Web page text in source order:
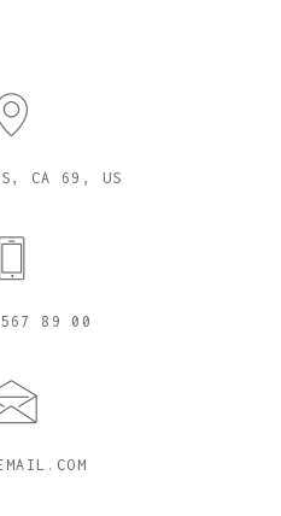
CA 69, US
89 00